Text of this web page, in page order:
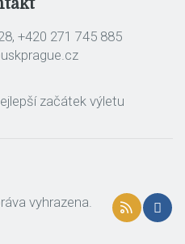
+420 271 745 885
vyhrazena.